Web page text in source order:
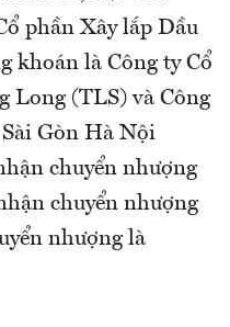
phần Xây lắp Dầu
khoán là Công ty Cổ
Long (TLS) và Công
Gòn Hà Nội
chuyển nhượng
chuyển nhượng
nhượng là